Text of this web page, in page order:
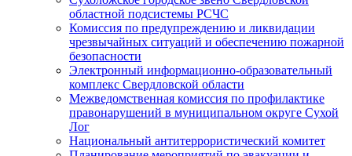
областной подсистемы РСЧС
Комиссия по предупреждению и ликвидации
чрезвычайных ситуаций и обеспечению пожарной
безопасности
Электронный информационно-образовательный
комплекс Cвердловской области
Межведомственная комиссия по профилактике
правонарушений в муниципальном округе Сухой
Лог
Национальный антитеррористический комитет